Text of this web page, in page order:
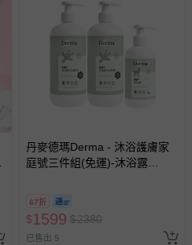
丹麥德瑪Derma - 沐浴護膚家
庭號三件組(免運)-沐浴露
67折
$1599 $2380
已售出 5